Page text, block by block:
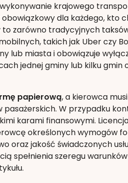
krajowego
dla każdego, kto
to zarówno tradycyjnych
takich jak Uber czy
lub miasta i obowiązuje
jednej gminy lub kilku gmin
papierową, a kierowca
W przypadku
karami finansowymi.
określonych wymogów
oraz jakość świadczonych
spełnienia szeregu